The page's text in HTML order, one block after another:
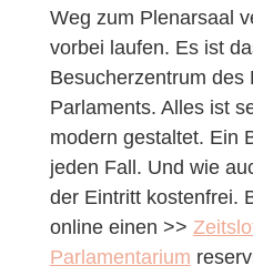
Weg zum Plenarsaal
vorbei laufen. Es ist
Besucherzentrum des
Parlaments. Alles ist
modern gestaltet. Ein
jeden Fall. Und wie
der Eintritt kostenfrei.
online einen >>
Parlamentarium